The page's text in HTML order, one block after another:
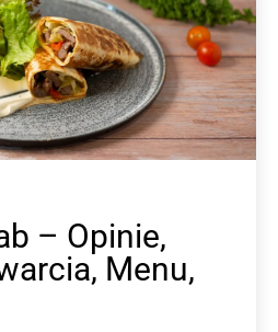
– Opinie,
Menu,